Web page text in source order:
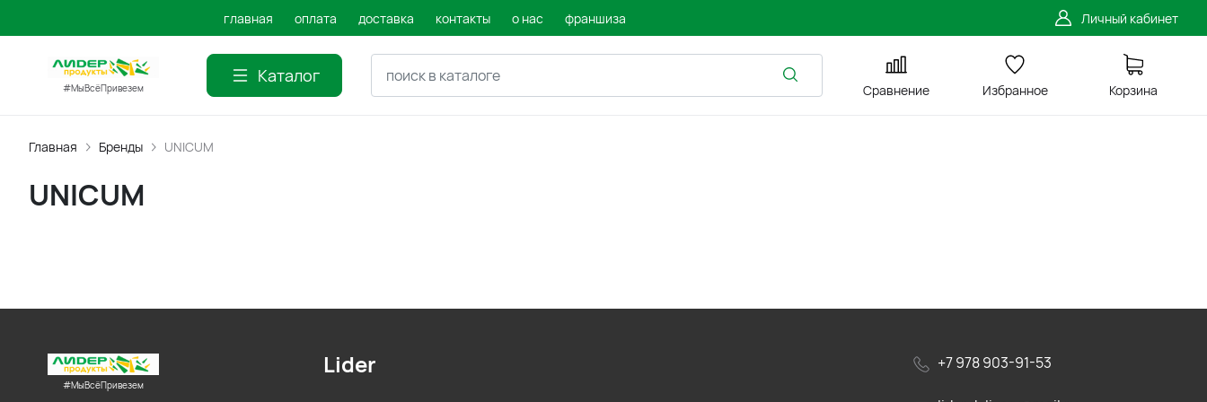
главная оплата доставка контакты о нас франшиза Личный кабинет
#МыВсёПривезем
Каталог
Сравнение Избранное Корзина
Главная Бренды UNICUM
UNICUM
#МыВсёПривезем
+7 978 903-91-53
Lider